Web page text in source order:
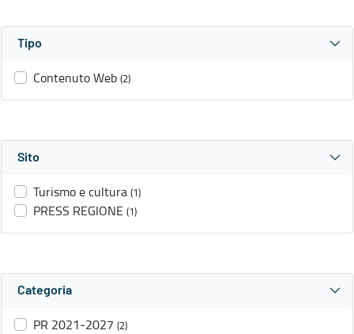
Tipo
Contenuto Web (2)
Sito
Turismo e cultura (1)
PRESS REGIONE (1)
Categoria
PR 2021-2027 (2)